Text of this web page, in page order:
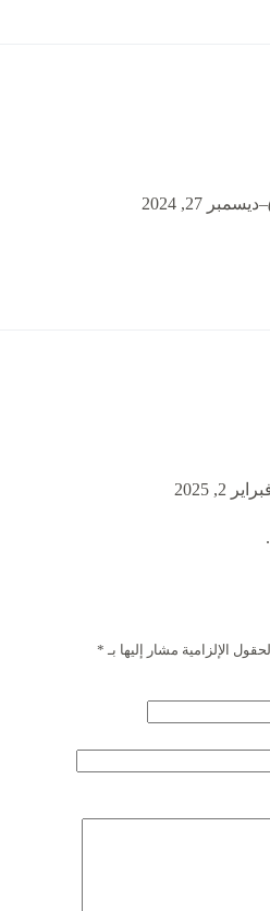
–ديسمبر 27, 2024
2, 2025
الحقول الإلزامية مشار إليها بـ *